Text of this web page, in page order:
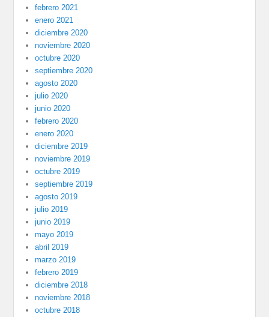
febrero 2021
enero 2021
diciembre 2020
noviembre 2020
octubre 2020
septiembre 2020
agosto 2020
julio 2020
junio 2020
febrero 2020
enero 2020
diciembre 2019
noviembre 2019
octubre 2019
septiembre 2019
agosto 2019
julio 2019
junio 2019
mayo 2019
abril 2019
marzo 2019
febrero 2019
diciembre 2018
noviembre 2018
octubre 2018